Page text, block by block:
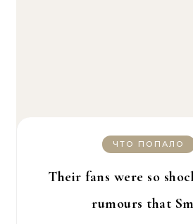
ЧТО ПОПАЛО
Their fans were so
rumours that